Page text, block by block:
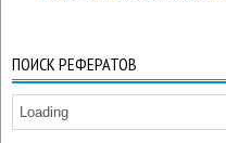
ПОИСК РЕФЕРАТОВ
Loading